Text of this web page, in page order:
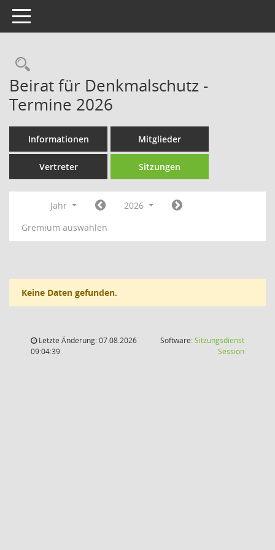
Toggle navigation
Rechercheauswahl
Beirat für Denkmalschutz -
Termine 2026
Informationen Mitglieder
Vertreter Sitzungen
Jahr
2026
Gremium auswählen
Keine Daten gefunden.
Letzte Änderung: 07.08.2026
09:04:39
Software:Sitzungsdienst
Session(Wird in